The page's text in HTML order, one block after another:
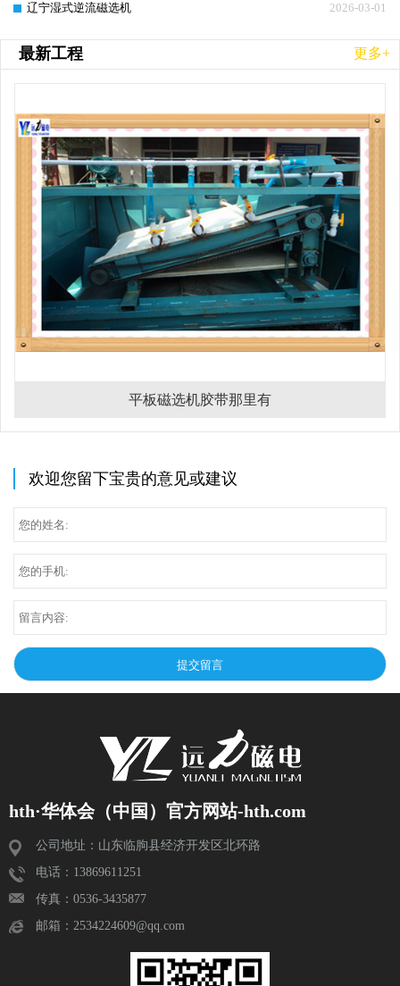
2026-03-01
辽宁湿式逆流磁选机
最新工程 更多+
平板磁选机胶带那里有
欢迎您留下宝贵的意见或建议
hth·华体会（中国）官方网站-hth.com
公司地址：山东临朐县经济开发区北环路
电话：13869611251
传真：0536-3435877
邮箱：2534224609@qq.com